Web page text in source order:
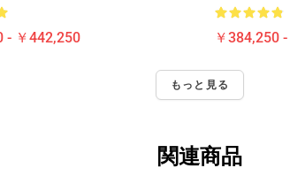
- ￥442,250 ￥384,250
もっと見る
関連商品